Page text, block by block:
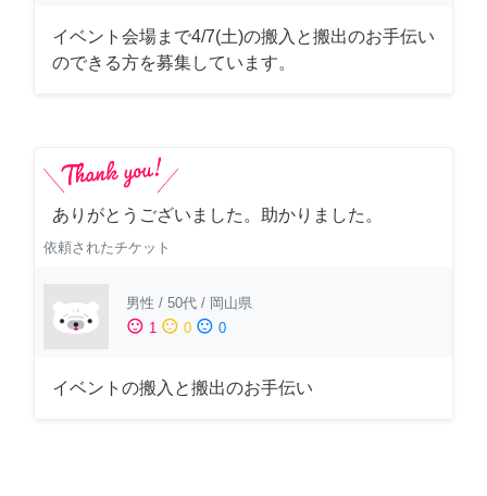
イベント会場まで4/7(土)の搬入と搬出のお手伝い
のできる方を募集しています。
ありがとうございました。助かりました。
依頼されたチケット
男性 / 50代 / 岡山県
sentiment_satisfied 1 sentiment_neutral 0 sentiment_dissatisfied 0
イベントの搬入と搬出のお手伝い